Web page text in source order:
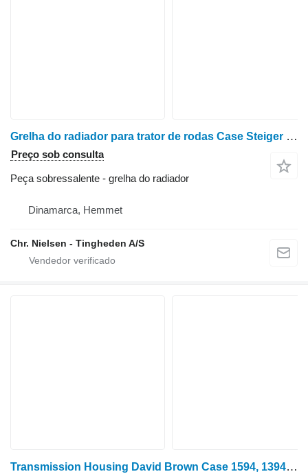
Grelha do radiador para trator de rodas Case Steiger STX480
Preço sob consulta
Peça sobressalente - grelha do radiador
Dinamarca, Hemmet
Chr. Nielsen - Tingheden A/S
Transmission Housing David Brown Case 1594, 1394, 1494, 1690 Transmission Housing K949217; 917726 para trator de rodas Case Case 1594, 1394, 1494, 1690